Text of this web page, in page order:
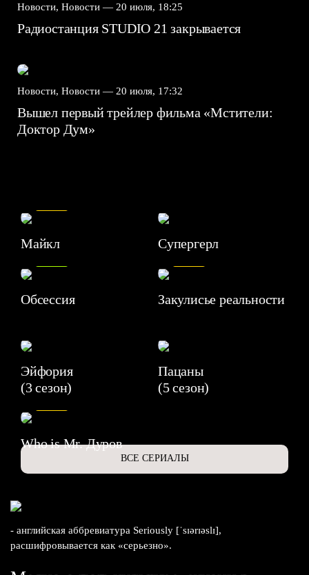
Новости, Новости — 20 июля, 18:25
Радиостанция STUDIO 21 закрывается
Новости, Новости — 20 июля, 17:32
Вышел первый трейлер фильма «Мстители:
Доктор Дум»
Майкл Супергерл
Обсессия
7.1
Закулисье реальности
Эйфория
(3 сезон)
Пацаны
(5 сезон)
Who is Mr. Дуров
ВСЕ СЕРИАЛЫ
- английская аббревиатура Seriously [ˈsɪərɪəslɪ],
расшифровывается как «серьезно».